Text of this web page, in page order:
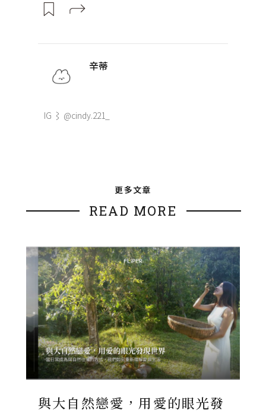
辛蒂
IG ⌇ @cindy.221_
更多文章
READ MORE
與大自然戀愛，用愛的眼光發